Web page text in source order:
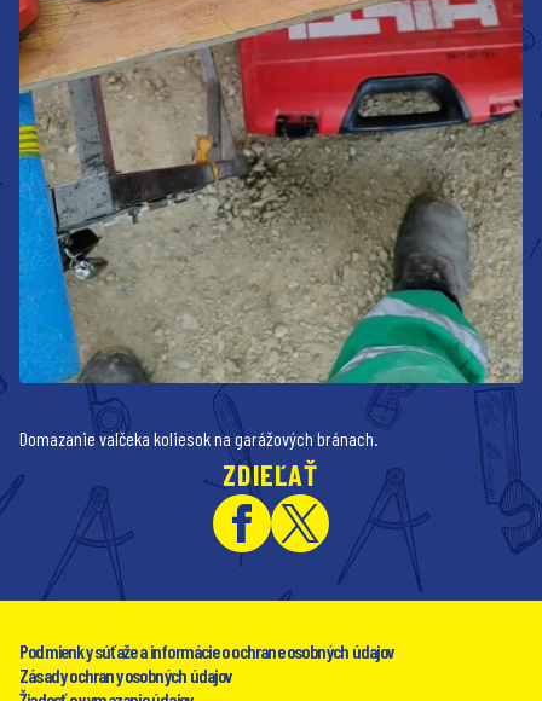
Domazanie valčeka koliesok na garážových bránach.
ZDIEĽAŤ
Podmienky súťaže a informácie o ochrane osobných údajov
Zásady ochrany osobných údajov